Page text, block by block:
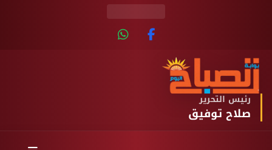
رئيس التحرير
صلاح توفيق